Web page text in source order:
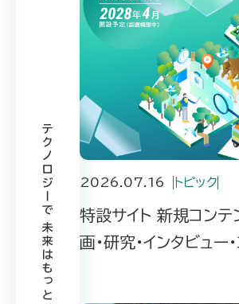
2026.07.16 トピック
特設サイト 新規コンテ
画・研究・インタビュー・